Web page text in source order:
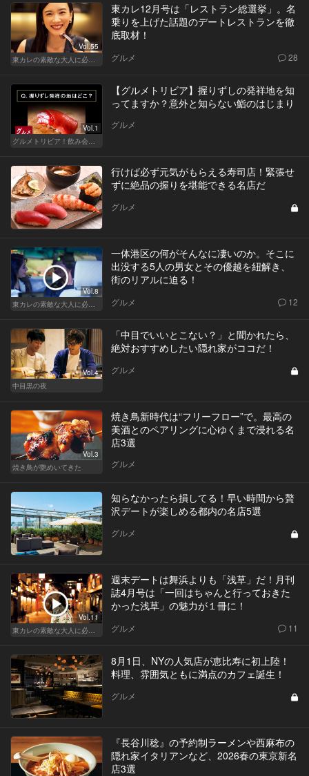
Vol.55
東カレの素敵な大人に必要なこと
東カレ12月号は「レストラン総選挙」。名
乗りを上げた話題のデートレストランを徹
底取材！
グルメ 28
Vol.1
グルメトリビア！飲み会やデートで会話のネタになるQ＆A
【グルメトリビア】握りずしの発祥地を知
ってますか？意外と知らない鮨のはじまり
グルメ
行けば必ず元気がもらえる寿司店！緊張せ
ずに絶品の握りを堪能できる名店だ
グルメ
Vol.8
東カレの素敵な大人に必要なこと
一体港区の何がそんなに凄いのか。そこに
出没する5人の男女とその優越を紐解き、
街のリアルに迫る！
グルメ 12
Vol.4
中目黒の夜
「中目でいいとこない？」と聞かれたら、
絶対おすすめしたい隠れ家がココだ！
グルメ
Vol.3
焼き鳥が艶めいてきた
焼き鳥新時代は“フリーフロー”で。最高の
美酒とのペアリングに心ゆくまで浸れる名
店3選
グルメ
知らなかったら損してる！早い時間から贅
沢デートが楽しめる都内の名店5選
グルメ
Vol.11
週末デートは舞浜よりも「浅草」だ！月刊
誌4月号は「一回はちゃんと行っておきた
かった浅草」の魅力が１冊に！
グルメ 11
8月1日、NYの人気店が恵比寿に初上陸！
料理、雰囲気ともに満点のカフェ誕生！
グルメ
『長谷川稔』の予約制ラーメンや西麻布の
隠れ家イタリアンなど、2026春の東京新名
店3選